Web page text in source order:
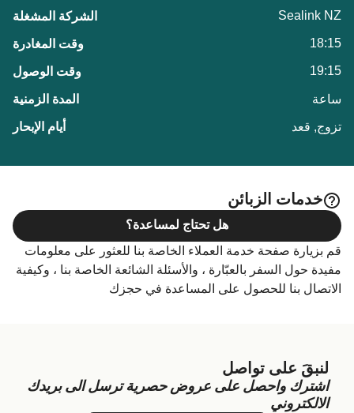
Sealink NZ
18:15
19:15
ساعة
تزوج, قعد
خدمات الزبائن
قم بزيارة صفحة خدمة العملاء الخاصة بنا للعثور على معلومات
مفيدة حول السفر بالعبّارة ، والأسئلة الشائعة الخاصة بنا ، وكيفية
الاتصال بنا للحصول على المساعدة في حجزك
هل تحتاج لمساعدة؟
لنبقَ على تواصل
اشترك واحصل على عروض حصرية ترسل الى بريدك
الالكتروني